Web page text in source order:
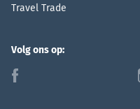
Travel Trade
Volg ons op:
f